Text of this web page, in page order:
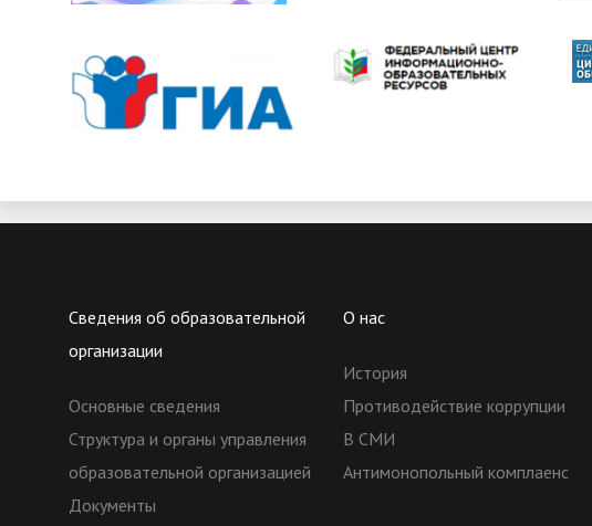
Сведения об образовательной
организации
Основные сведения
Структура и органы управления
образовательной организацией
Документы
О нас
История
Противодействие коррупции
В СМИ
Антимонопольный комплаенс